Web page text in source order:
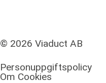
© 2026 Viaduct AB
Personuppgiftspolicy
Om Cookies